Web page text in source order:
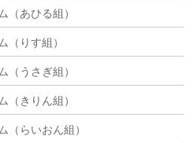
（あひる組）
（りす組）
（うさぎ組）
（きりん組）
（らいおん組）